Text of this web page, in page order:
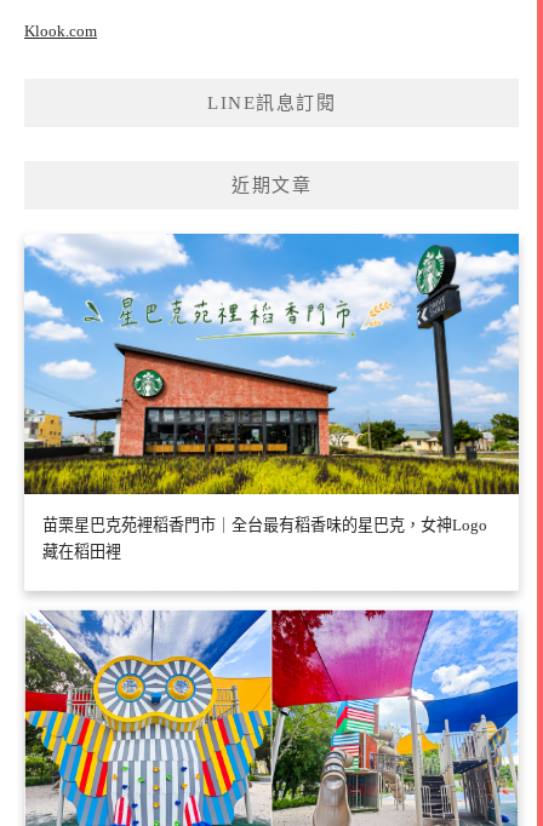
Klook.com
LINE訊息訂閱
近期文章
苗栗星巴克苑裡稻香門市｜全台最有稻香味的星巴克，女神Logo
藏在稻田裡